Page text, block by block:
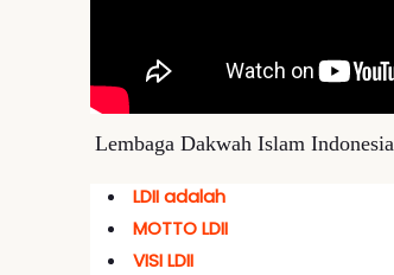
Lembaga Dakwah Islam Indonesia
LDII adalah
MOTTO LDII
VISI LDII